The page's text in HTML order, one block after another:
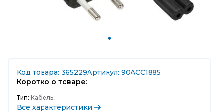
Код товара: 365229Артикул: 90ACC1885
Коротко о товаре:
Тип: Кабель;
Все характеристики